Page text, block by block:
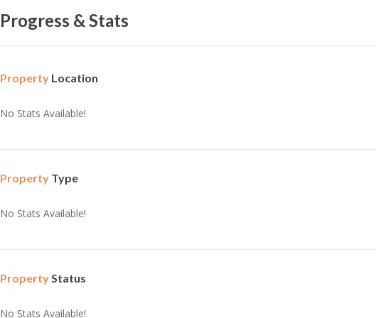
Progress & Stats
PropertyLocation
No Stats Available!
PropertyType
No Stats Available!
PropertyStatus
No Stats Available!